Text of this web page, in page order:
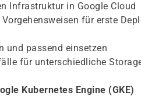
Infrastruktur in Google Cloud
für erste
und passend einsetzen
für unterschiedliche
Kubernetes Engine (GKE)